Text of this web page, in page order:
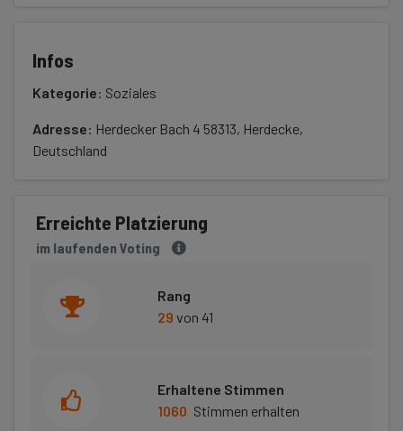
Erreichte Platzierung
im laufenden Voting
Rang
29von 41
Erhaltene Stimmen
1060 Stimmen erhalten
Infos
Kategorie: Soziales
Adresse: Herdecker Bach 4 58313, Herdecke,
Deutschland